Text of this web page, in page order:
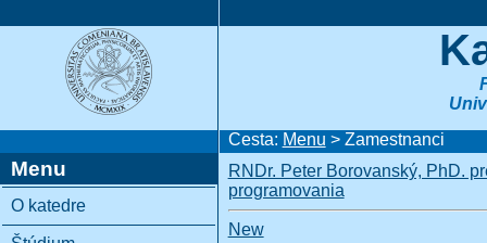
Cesta: Menu > Zamestnanci
Menu
O katedre
RNDr. Peter Borovanský, PhD.
programovania
New